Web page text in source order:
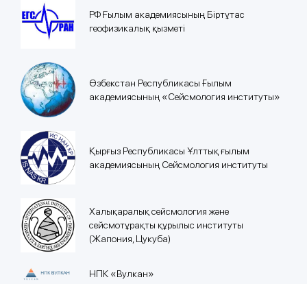
РФ Ғылым академиясының Біртұтас
геофизикалық қызметі
Өзбекстан Республикасы Ғылым
академиясының «Сейсмология институты»
Қырғыз Республикасы Ұлттық ғылым
академиясының Сейсмология институты
Халықаралық сейсмология және
сейсмотұрақты құрылыс институты
(Жапония, Цукуба)
НПК «Вулкан»